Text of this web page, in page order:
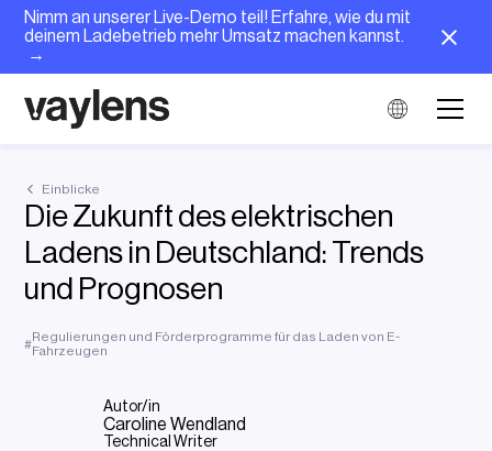
Nimm an unserer Live-Demo teil! Erfahre, wie du mit
deinem Ladebetrieb mehr Umsatz machen kannst.
→
Einblicke
Die Zukunft des elektrischen
Ladens in Deutschland: Trends
und Prognosen
#
Regulierungen und Förderprogramme für das Laden von E-
Fahrzeugen
Autor/in
Caroline Wendland
Technical Writer